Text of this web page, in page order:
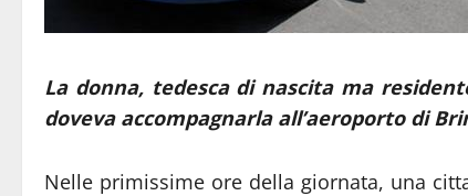
La donna, tedesca di nascita ma
doveva accompagnarla all’aeroporto di
Nelle primissime ore della giornata, una